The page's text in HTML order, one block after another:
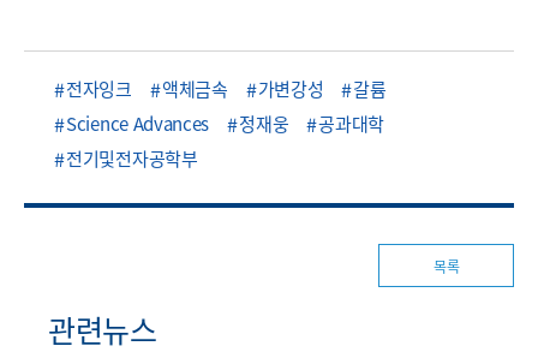
전자잉크 액체금속 가변강성
갈륨
Science Advances
정재웅
공과대학
전기및전자공학부
목록
관련뉴스